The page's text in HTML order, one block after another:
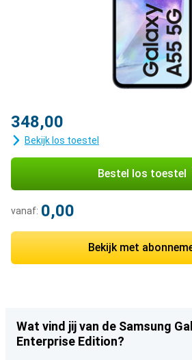
348,00
Bekijk los toestel
Bestel los toestel
vanaf: 0,00
Bekijk met
Wat vind jij van de Samsung
Enterprise Edition?